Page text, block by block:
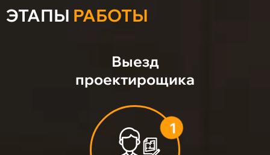
ЭТАПЫ РАБОТЫ
Выезд
проектирощика